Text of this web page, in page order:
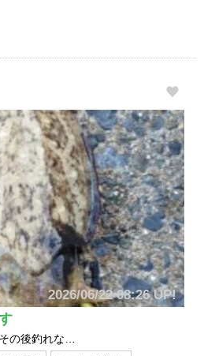
2026/06/22 08:26 UP!
の後釣れな…